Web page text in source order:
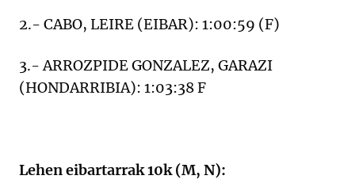
2.- CABO, LEIRE (EIBAR): 1:00:59 (F)
3.- ARROZPIDE GONZALEZ, GARAZI
(HONDARRIBIA): 1:03:38 F
Lehen eibartarrak 10k (M, N):